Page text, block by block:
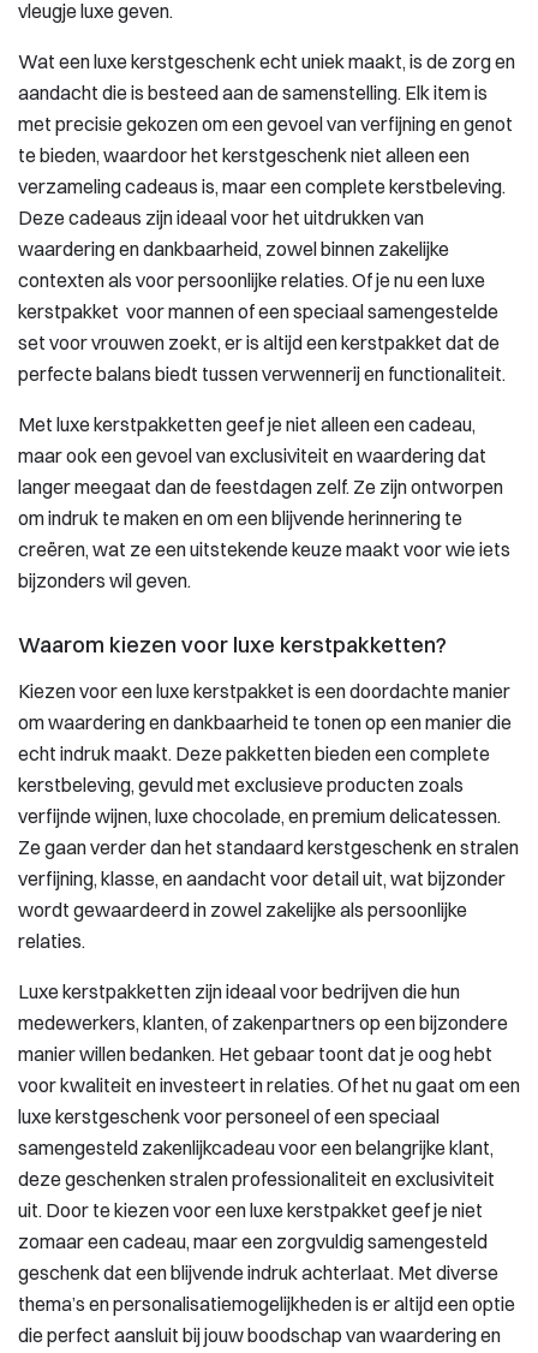
vleugje luxe geven.
Wat een luxe kerstgeschenk echt uniek maakt, is de zorg en
aandacht die is besteed aan de samenstelling. Elk item is
met precisie gekozen om een gevoel van verfijning en genot
te bieden, waardoor het kerstgeschenk niet alleen een
verzameling cadeaus is, maar een complete kerstbeleving.
Deze cadeaus zijn ideaal voor het uitdrukken van
waardering en dankbaarheid, zowel binnen zakelijke
contexten als voor persoonlijke relaties. Of je nu een luxe
kerstpakket voor mannen of een speciaal samengestelde
set voor vrouwen zoekt, er is altijd een kerstpakket dat de
perfecte balans biedt tussen verwennerij en functionaliteit.
Met luxe kerstpakketten geef je niet alleen een cadeau,
maar ook een gevoel van exclusiviteit en waardering dat
langer meegaat dan de feestdagen zelf. Ze zijn ontworpen
om indruk te maken en om een blijvende herinnering te
creëren, wat ze een uitstekende keuze maakt voor wie iets
bijzonders wil geven.
Waarom kiezen voor luxe kerstpakketten?
Kiezen voor een luxe kerstpakket is een doordachte manier
om waardering en dankbaarheid te tonen op een manier die
echt indruk maakt. Deze pakketten bieden een complete
kerstbeleving, gevuld met exclusieve producten zoals
verfijnde wijnen, luxe chocolade, en premium delicatessen.
Ze gaan verder dan het standaard kerstgeschenk en stralen
verfijning, klasse, en aandacht voor detail uit, wat bijzonder
wordt gewaardeerd in zowel zakelijke als persoonlijke
relaties.
Luxe kerstpakketten zijn ideaal voor bedrijven die hun
medewerkers, klanten, of zakenpartners op een bijzondere
manier willen bedanken. Het gebaar toont dat je oog hebt
voor kwaliteit en investeert in relaties. Of het nu gaat om een
luxe kerstgeschenk voor personeel of een speciaal
samengesteld zakenlijkcadeau voor een belangrijke klant,
deze geschenken stralen professionaliteit en exclusiviteit
uit. Door te kiezen voor een luxe kerstpakket geef je niet
zomaar een cadeau, maar een zorgvuldig samengesteld
geschenk dat een blijvende indruk achterlaat. Met diverse
thema’s en personalisatiemogelijkheden is er altijd een optie
die perfect aansluit bij jouw boodschap van waardering en